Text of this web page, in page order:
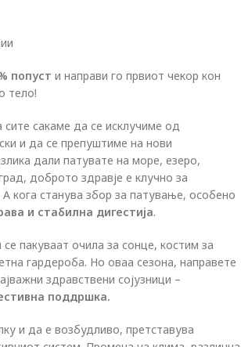
попуст и направи го првиот чекор кон
тело!
сакаме да се исклучиме од
и да се препуштиме на нови
дали патувате на море, езеро,
доброто здравје е клучно за
кога станува збор за патување, особено
и стабилна дигестија.
пакуваат очила за сонце, костим за
гардероба. Но оваа сезона, направете
здравствени сојузници –
поддршка.
и да е возбудливо, претставува